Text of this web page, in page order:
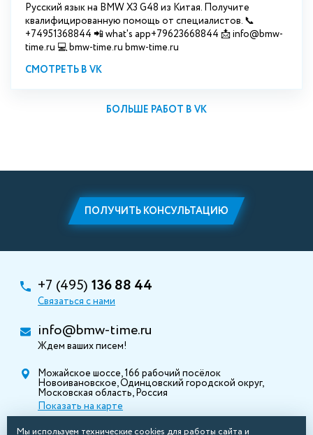
Русский язык на BMW X3 G48 из Китая. Получите
квалифицированную помощь от специалистов. 📞
+74951368844 📲 what's app+79623668844 📩 info@bmw-
time.ru 💻 bmw-time.ru bmw-time.ru
СМОТРЕТЬ В VK
БОЛЬШЕ РАБОТ В VK
ПОЛУЧИТЬ КОНСУЛЬТАЦИЮ
+7 (495) 136 88 44
Связаться с нами
info@bmw-time.ru
Ждем ваших писем!
Можайское шоссе, 166 рабочий посёлок
Новоивановское, Одинцовский городской округ,
Московская область, Россия
Показать на карте
Мы используем технические cookies для работы сайта и